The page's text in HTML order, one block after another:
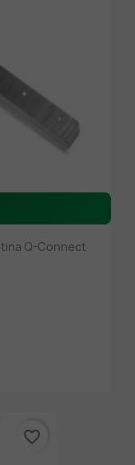
Q-Connect
favorite_border